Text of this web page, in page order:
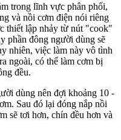
trong lĩnh vực phân phối,
và nồi cơm điện nói riêng
thiết lập nhảy từ nút "cook"
phần đông người dùng sẽ
nhiên, việc làm này vô tình
ngoài, có thể làm cơm bị
đều.
dùng nên đợi khoảng 10 -
Sau đó lại đóng nắp nồi
sẽ tơi hơn, chín đều hơn và